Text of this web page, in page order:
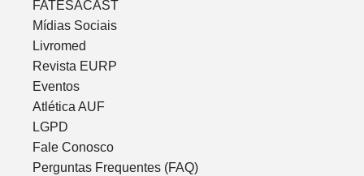
FATESACAST
Mídias Sociais
Livromed
Revista EURP
Eventos
Atlética AUF
LGPD
Fale Conosco
Perguntas Frequentes (FAQ)